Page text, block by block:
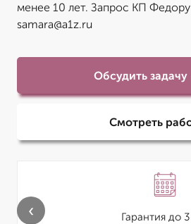
менее 10 лет. Запрос КП
samara@a1z.ru
Обсудить задачу
Смотреть
Гарантия до
‹